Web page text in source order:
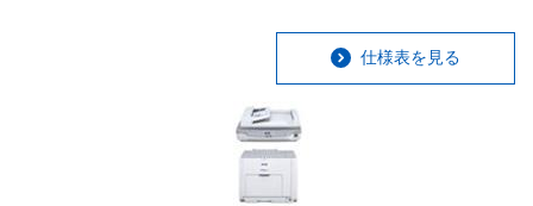
仕様表を見る